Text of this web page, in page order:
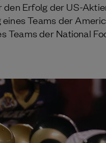
Erfolg der US-
Teams der
Teams der National